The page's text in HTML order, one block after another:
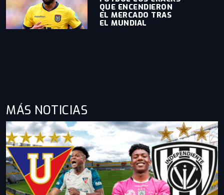
QUE ENCENDIERON
EL MERCADO TRAS
EL MUNDIAL
MÁS NOTICIAS